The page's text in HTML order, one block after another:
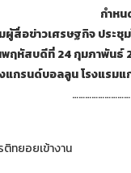
กำหน
ผู้สื่อข่าวเศรษฐกิจ ประ
ฤหัสบดีที่ 24 กุมภาพันธ์
กรนด์บอลลูน โรงแรมแ
ติทยอยเข้างาน